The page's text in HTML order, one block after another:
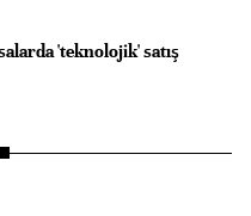
'teknolojik' satış